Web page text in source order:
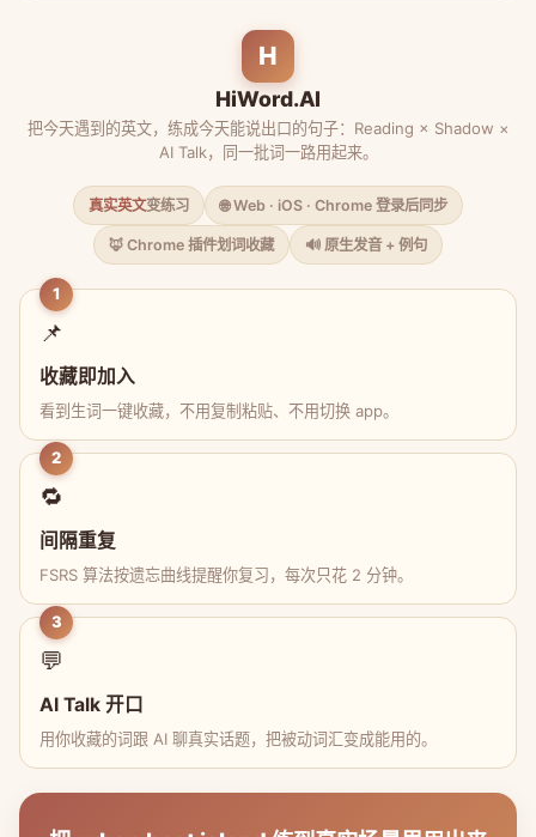
H
HiWord.AI
把今天遇到的英文，练成今天能说出口的句子：Reading × Shadow ×
AI Talk，同一批词一路用起来。
真实英文变练习 🌐 Web · iOS · Chrome 登录后同步
🦊 Chrome 插件划词收藏 🔊 原生发音 + 例句
1
📌
收藏即加入
看到生词一键收藏，不用复制粘贴、不用切换 app。
2
🔁
间隔重复
FSRS 算法按遗忘曲线提醒你复习，每次只花 2 分钟。
3
💬
AI Talk 开口
用你收藏的词跟 AI 聊真实话题，把被动词汇变成能用的。